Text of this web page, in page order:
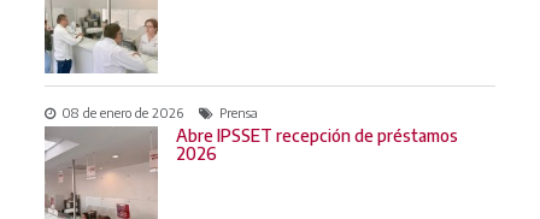
08 de enero de 2026 Prensa
Abre IPSSET recepción de préstamos
2026